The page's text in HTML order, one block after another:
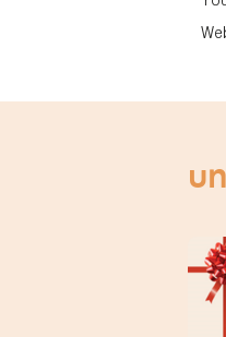
บ